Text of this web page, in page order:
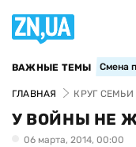
ВАЖНЫЕ ТЕМЫ Смена
ГЛАВНАЯ КРУГ СЕМЬИ
У ВОЙНЫ НЕ
06 марта, 2014, 00:00